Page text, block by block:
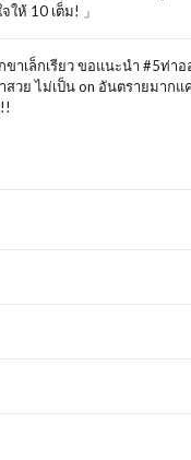
ให้ 10 เต็ม! 」
าเล็กเรียว ขอแนะนำ #5ท่าอ
วย ไม่เป็นon อันตรายมากแ